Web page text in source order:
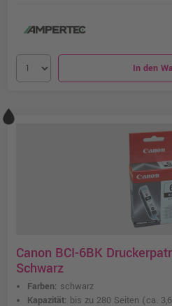
In den
Canon BCI-6BK
Schwarz
Farben: schwarz
Kapazität: bis zu 280 Seiten (ca.